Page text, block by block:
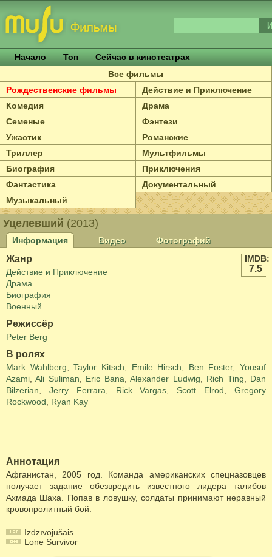
Начало Топ
Сейчас в кинотеатрах
Все фильмы
Рождественские фильмы
Действие и Приключение
Комедия
Драма
Семеные
Фэнтези
Ужастик
Романские
Триллер
Мультфильмы
Биография
Приключения
Фантастика
Документальный
Музыкальный
Уцелевший (2013)
Информация Видео
Фотографий
IMDB:
7.5
Жанр
Действие и Приключение
Драма
Биография
Военный
Режиссёр
Peter Berg
В ролях
Mark Wahlberg ,Taylor Kitsch Emile Hirsch Ben Foster, Yousuf
Azami ,Ali Suliman Eric Bana ,Alexander Ludwig Rich Ting
Dan
Bilzerian
Jerry Ferrara Rick Vargas Scott Elrod ,Gregory
Rockwood
Ryan Kay
Аннотация
Афганистан, 2005 год. Команда американских спецназовцев
получает задание обезвредить известного лидера талибов
Ахмада Шаха. Попав в ловушку, солдаты принимают неравный
кровопролитный бой.
Izdzīvojušais
Lone Survivor